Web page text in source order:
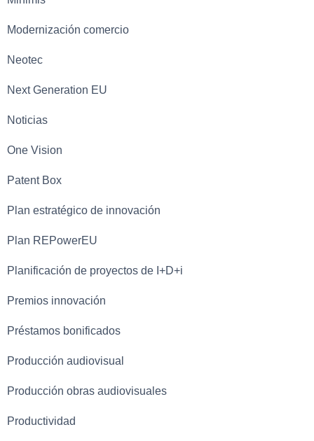
Modernización comercio
Neotec
Next Generation EU
Noticias
One Vision
Patent Box
Plan estratégico de innovación
Plan REPowerEU
Planificación de proyectos de I+D+i
Premios innovación
Préstamos bonificados
Producción audiovisual
Producción obras audiovisuales
Productividad